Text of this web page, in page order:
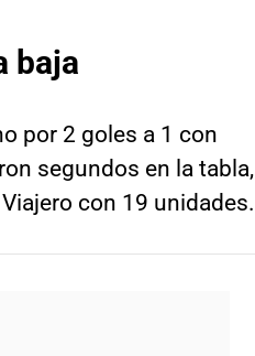
baja
por 2 goles a 1 con
segundos en la tabla,
con 19 unidades.